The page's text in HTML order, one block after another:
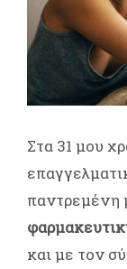
Στα 31 μου
παντρεμένη
και με τον